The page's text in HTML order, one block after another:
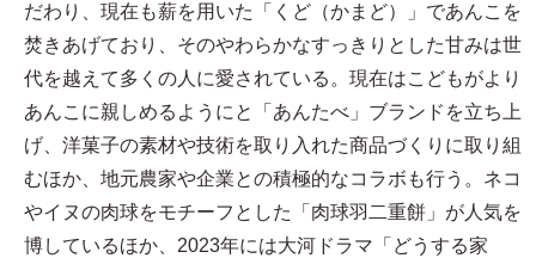
だわり、現在も薪を用いた「くど（かまど）」であんこを
焚きあげており、そのやわらかなすっきりとした甘みは世
代を越えて多くの人に愛されている。現在はこどもがより
あんこに親しめるようにと「あんたべ」ブランドを立ち上
げ、洋菓子の素材や技術を取り入れた商品づくりに取り組
むほか、地元農家や企業との積極的なコラボも行う。ネコ
やイヌの肉球をモチーフとした「肉球羽二重餅」が人気を
博しているほか、2023年には大河ドラマ「どうする家